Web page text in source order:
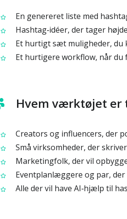
En genereret liste med
Hashtag‑idéer, der tager
Et hurtigt sæt muligheder, du
Et hurtigere workflow, når
Hvem værktøjet er
Creators og influencers, der
Små virksomheder, der
Marketingfolk, der vil
Eventplanlæggere og par,
Alle der vil have AI‑hjælp til